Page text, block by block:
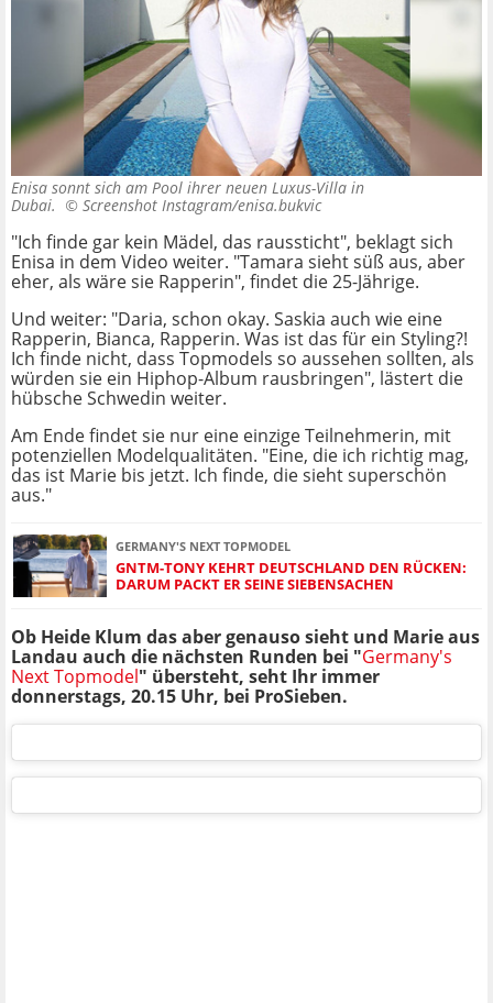
Enisa sonnt sich am Pool ihrer neuen Luxus-Villa in
Dubai. © Screenshot Instagram/enisa.bukvic
"Ich finde gar kein Mädel, das raussticht", beklagt sich
Enisa in dem Video weiter. "Tamara sieht süß aus, aber
eher, als wäre sie Rapperin", findet die 25-Jährige.
Und weiter: "Daria, schon okay. Saskia auch wie eine
Rapperin, Bianca, Rapperin. Was ist das für ein Styling?!
Ich finde nicht, dass Topmodels so aussehen sollten, als
würden sie ein Hiphop-Album rausbringen", lästert die
hübsche Schwedin weiter.
Am Ende findet sie nur eine einzige Teilnehmerin, mit
potenziellen Modelqualitäten. "Eine, die ich richtig mag,
das ist Marie bis jetzt. Ich finde, die sieht superschön
aus."
GERMANY'S NEXT TOPMODEL
GNTM-TONY KEHRT DEUTSCHLAND DEN RÜCKEN:
DARUM PACKT ER SEINE SIEBENSACHEN
Ob Heide Klum das aber genauso sieht und Marie aus
Landau auch die nächsten Runden bei "Germany's
Next Topmodel" übersteht, seht Ihr immer
donnerstags, 20.15 Uhr, bei ProSieben.